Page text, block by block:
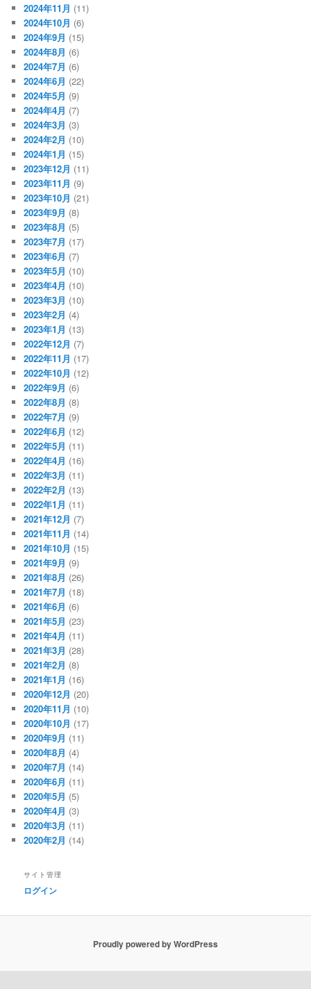
2024年11月 (11)
2024年10月 (6)
2024年9月 (15)
2024年8月 (6)
2024年7月 (6)
2024年6月 (22)
2024年5月 (9)
2024年4月 (7)
2024年3月 (3)
2024年2月 (10)
2024年1月 (15)
2023年12月 (11)
2023年11月 (9)
2023年10月 (21)
2023年9月 (8)
2023年8月 (5)
2023年7月 (17)
2023年6月 (7)
2023年5月 (10)
2023年4月 (10)
2023年3月 (10)
2023年2月 (4)
2023年1月 (13)
2022年12月 (7)
2022年11月 (17)
2022年10月 (12)
2022年9月 (6)
2022年8月 (8)
2022年7月 (9)
2022年6月 (12)
2022年5月 (11)
2022年4月 (16)
2022年3月 (11)
2022年2月 (13)
2022年1月 (11)
2021年12月 (7)
2021年11月 (14)
2021年10月 (15)
2021年9月 (9)
2021年8月 (26)
2021年7月 (18)
2021年6月 (6)
2021年5月 (23)
2021年4月 (11)
2021年3月 (28)
2021年2月 (8)
2021年1月 (16)
2020年12月 (20)
2020年11月 (10)
2020年10月 (17)
2020年9月 (11)
2020年8月 (4)
2020年7月 (14)
2020年6月 (11)
2020年5月 (5)
2020年4月 (3)
2020年3月 (11)
2020年2月 (14)
サイト管理
ログイン
Proudly powered by WordPress